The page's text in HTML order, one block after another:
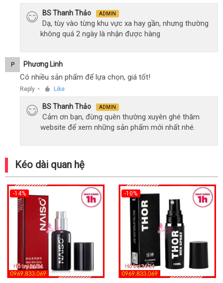
BS Thanh Thảo ADMIN
Dạ, tùy vào từng khu vực xa hay gần, nhưng thường
không quá 2 ngày là nhận được hàng
P Phương Linh
Có nhiều sản phẩm để lựa chọn, giá tốt!
Reply ● Like
BS Thanh Thảo ADMIN
Cảm ơn bạn, đừng quên thường xuyên ghé thăm
website để xem những sản phẩm mới nhất nhé.
Kéo dài quan hệ
-14% -10%